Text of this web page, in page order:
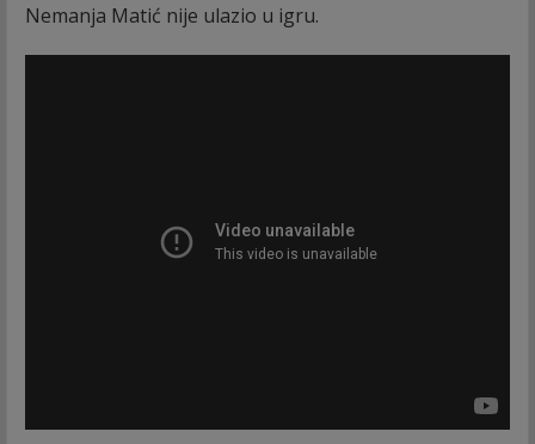
Nemanja Matić nije ulazio u igru.